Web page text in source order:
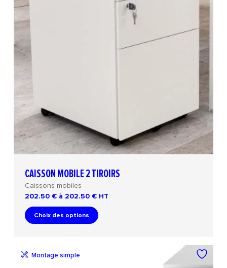
CAISSON MOBILE 2 TIROIRS
Caissons mobiles
202.50 € à 202.50 € HT
Choix des options
Montage simple